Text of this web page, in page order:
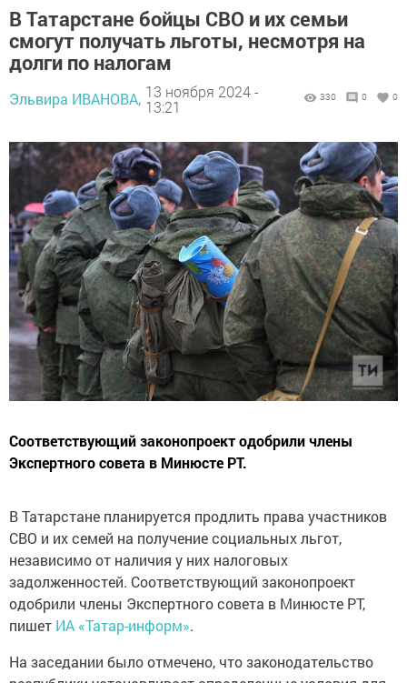
В Татарстане бойцы СВО и их семьи
смогут получать льготы, несмотря на
долги по налогам
Эльвира ИВАНОВА, 13 ноября 2024 -
13:21
330 0 0
Соответствующий законопроект одобрили члены
Экспертного совета в Минюсте РТ.
В Татарстане планируется продлить права участников
СВО и их семей на получение социальных льгот,
независимо от наличия у них налоговых
задолженностей. Соответствующий законопроект
одобрили члены Экспертного совета в Минюсте РТ,
пишет ИА «Татар-информ».
На заседании было отмечено, что законодательство